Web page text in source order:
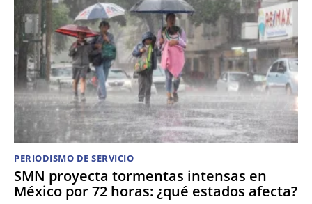
PERIODISMO DE SERVICIO
SMN proyecta tormentas intensas en
México por 72 horas: ¿qué estados afecta?